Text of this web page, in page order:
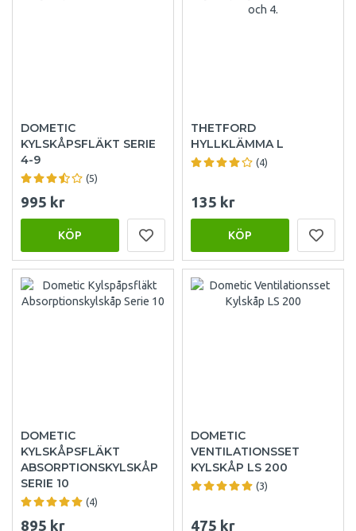
DOMETIC
KYLSKÅPSFLÄKT SERIE
4-9
(5)
995 kr
KÖP
THETFORD
HYLLKLÄMMA L
(4)
135 kr
KÖP
DOMETIC
KYLSKÅPSFLÄKT
ABSORPTIONSKYLSKÅP
SERIE 10
(4)
895 kr
DOMETIC
VENTILATIONSSET
KYLSKÅP LS 200
(3)
475 kr